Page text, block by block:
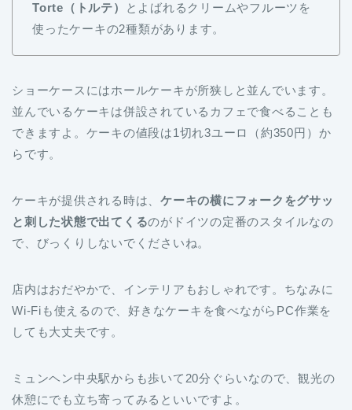
Torte（トルテ）
とよばれるクリームやフルーツを
使ったケーキの2種類があります。
ショーケースにはホールケーキが所狭しと並んでいます。
並んでいるケーキは併設されているカフェで食べることも
できますよ。ケーキの値段は1切れ3ユーロ（約350円）か
らです。
ケーキが提供される時は、ケーキの横にフォークをグサッ
と刺した状態で出てくるのがドイツの定番のスタイルなの
で、びっくりしないでくださいね。
店内はおだやかで、インテリアもおしゃれです。ちなみに
Wi-Fiも使えるので、好きなケーキを食べながらPC作業を
しても大丈夫です。
ミュンヘン中央駅からも歩いて20分ぐらいなので、観光の
休憩にでも立ち寄ってみるといいですよ。